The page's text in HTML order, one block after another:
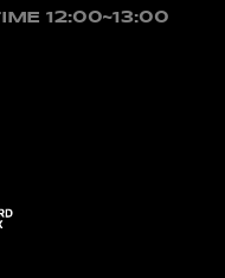
12:00~13:00